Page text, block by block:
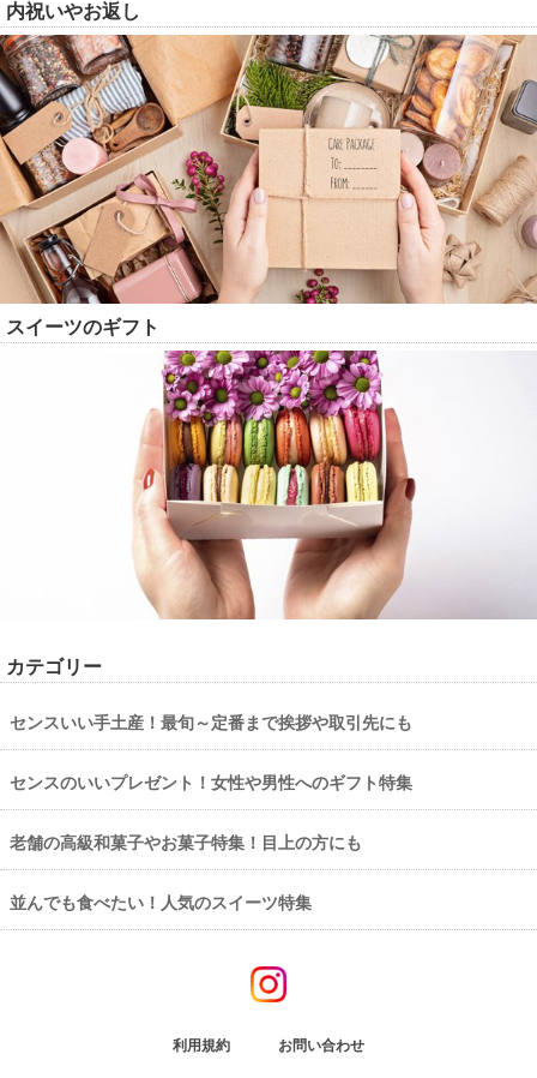
内祝いやお返し
スイーツのギフト
カテゴリー
センスいい手土産！最旬～定番まで挨拶や取引先にも
センスのいいプレゼント！女性や男性へのギフト特集
老舗の高級和菓子やお菓子特集！目上の方にも
並んでも食べたい！人気のスイーツ特集
利用規約 お問い合わせ